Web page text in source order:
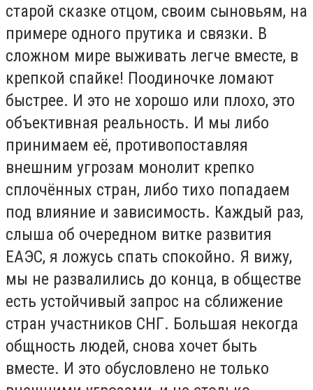
старой сказке отцом, своим сыновьям, на
примере одного прутика и связки. В
сложном мире выживать легче вместе, в
крепкой спайке! Поодиночке ломают
быстрее. И это не хорошо или плохо, это
объективная реальность. И мы либо
принимаем её, противопоставляя
внешним угрозам монолит крепко
сплочённых стран, либо тихо попадаем
под влияние и зависимость. Каждый раз,
слыша об очередном витке развития
ЕАЭС, я ложусь спать спокойно. Я вижу,
мы не развалились до конца, в обществе
есть устойчивый запрос на сближение
стран участников СНГ. Большая некогда
общность людей, снова хочет быть
вместе. И это обусловлено не только